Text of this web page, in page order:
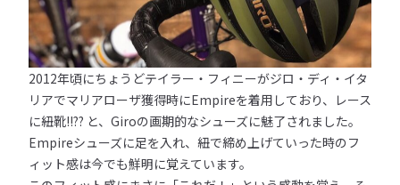
2012年頃にちょうどテイラー・フィニーがジロ・ディ・イタ
リアでマリアローザ獲得時にEmpireを着用しており、レース
に紐靴!!?? と、Giroの画期的なシューズに魅了されました。
Empireシューズに足を入れ、紐で締め上げていった時のフ
ィット感は今でも鮮明に覚えています。